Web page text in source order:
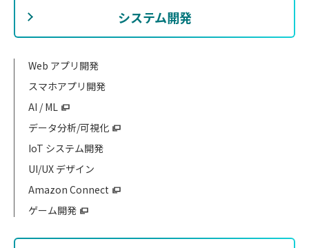
システム開発
Web アプリ開発
スマホアプリ開発
AI / ML
データ分析/可視化
IoT システム開発
UI/UX デザイン
Amazon Connect
ゲーム開発